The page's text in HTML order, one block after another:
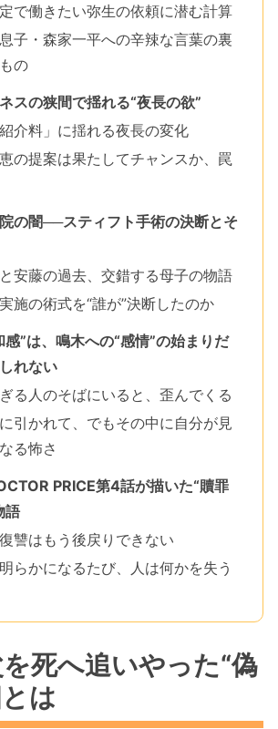
で働きたい弥生の依頼に潜む計算
子・森家一平への辛辣な言葉の裏
の
スの狭間で揺れる“夜長の欲”
紹介料」に揺れる夜長の変化
の提案は果たしてチャンスか、罠
の闇──スティフト手術の決断とそ
安藤の過去、交錯する母子の物語
施の術式を“誰が”決断したのか
感”は、鳴木への“感情”の始まりだ
れない
る人のそばにいると、歪んでくる
引かれて、でもその中に自分が見
る怖さ
PRICE第4話が描いた“贖罪
語
讐はもう後戻りできない
らかになるたび、人は何かを失う
死へ追いやった“偽
は